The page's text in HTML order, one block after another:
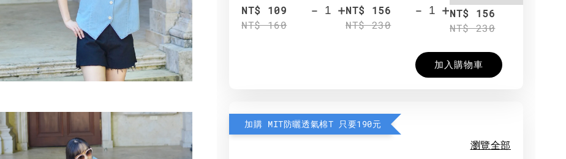
NT$ 109
NT$ 160
- +NT$ 156
NT$ 230
- +NT$ 156
NT$ 230
加入購物車
加購 MIT防曬透氣棉T 只要190元
瀏覽全部